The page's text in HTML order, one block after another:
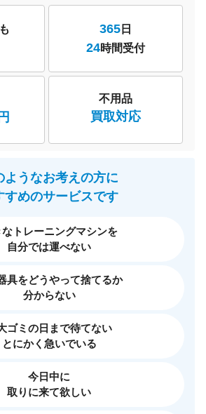
365 日
24時間受付
円
不用品
買取対応
ようなお考えの方に
すめのサービスです
なトレーニングマシンを
自分では運べない
具をどうやって捨てるか
分からない
ゴミの日まで待てない
とにかく急いでいる
今日中に
取りに来て欲しい